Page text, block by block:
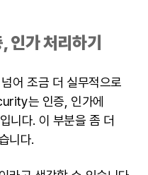
가 처리하기
어 조금 더 실무적으로
는 인증, 인가에
니다. 이 부분을 좀 더
니다.